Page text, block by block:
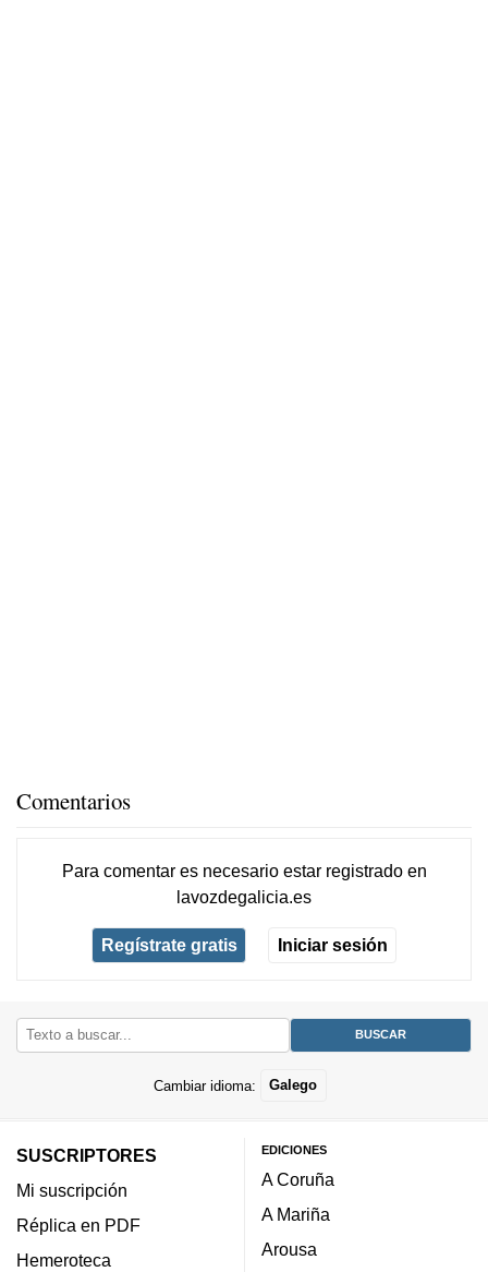
Comentarios
Para comentar es necesario estar registradoen
lavozdegalicia.es
Regístrate gratis Iniciar sesión
Cambiar idioma: Galego
SUSCRIPTORES
Mi suscripción
Réplica en PDF
Hemeroteca
EDICIONES
A Coruña
A Mariña
Arousa